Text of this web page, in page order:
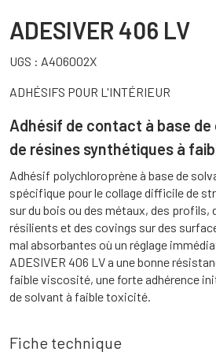
ADESIVER 406 LV
UGS : A406002X
ADHÉSIFS POUR L'INTÉRIEUR
Adhésif de contact à base
de résines synthétiques à
Adhésif polychloroprène à base de
spécifique pour le collage difficile de
sur du bois ou des métaux, des profils,
résilients et des covings sur des
mal absorbantes où un réglage
ADESIVER 406 LV a une bonne
faible viscosité, une forte adhérence
de solvant à faible toxicité.
Fiche technique